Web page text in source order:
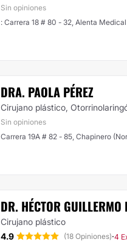
Sin opiniones
: Carrera 18 # 80 - 32, Alenta
DRA. PAOLA PÉREZ
Cirujano plástico,
Sin opiniones
Carrera 19A # 82 - 85, Chapinero
DR. HÉCTOR GUILLERMO
Cirujano plástico
4.9
(18 Opiniones)·4